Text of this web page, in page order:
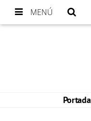
MENÚ
Portada